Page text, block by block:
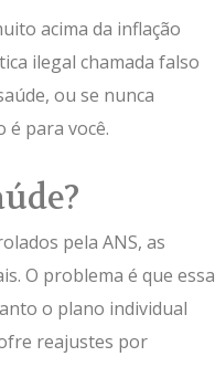
acima da inflação
ilegal chamada falso
ou se nunca
é para você.
pela ANS, as
O problema é que essa
o plano individual
reajustes por